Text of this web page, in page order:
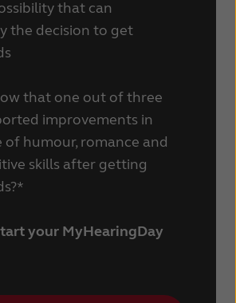
Suisse
United Kingdom
Österreich
日本
that can
the decision to get
that one out of three
improvements in
of humour, romance and
skills after getting
your MyHearingDay